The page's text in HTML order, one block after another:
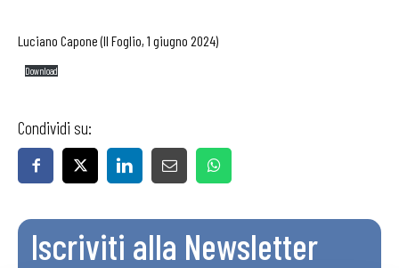
Luciano Capone (Il Foglio, 1 giugno 2024)
Download
Condividi su:
Iscriviti alla Newsletter